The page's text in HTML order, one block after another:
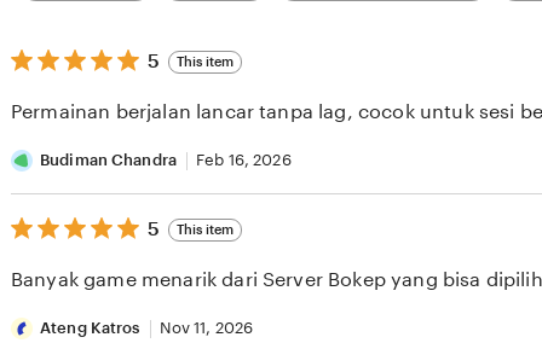
category
5
out
5
5 This item
Permainan berjalan lancar tanpa lag, cocok untuk sesi
Budiman Chandra Feb 16, 2026
5
out
5
5 This item
Banyak game menarik dari Server Bokep yang bisa
Ateng Katros Nov 11, 2026